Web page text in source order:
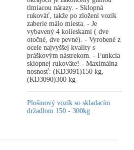
tlmiacou nárazy. - Sklopná
rukoväť, takže po zložení vozík
zaberie málo miesta. - Je
vybavený 4 kolieskami ( dve
otočné, dve pevné). - Vyrobené z
ocele najvyššej kvality s
práškovým nástrekom. - Funkcia
sklopnej rukoväte! - Maximálna
nosnosť: (KD3091)150 kg,
(KD3090)300 kg
Plošinový vozík so skladacím
držadlom 150 - 300kg